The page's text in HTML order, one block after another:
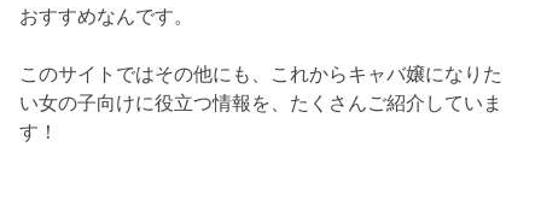
おすすめなんです。
このサイトではその他にも、これからキャバ嬢になりた
い女の子向けに役立つ情報を、たくさんご紹介していま
す！